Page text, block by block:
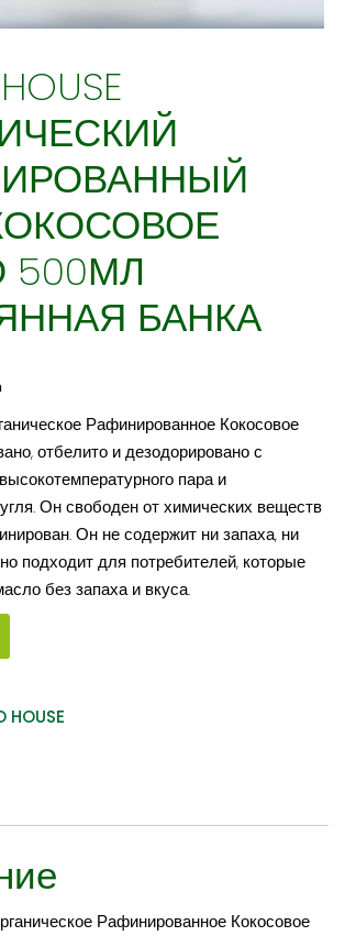
500МЛ
БАНКА
Рафинированное Кокосовое
отбелито и дезодорировано с
пара и
Он свободен от химических веществ
Он не содержит ни запаха, ни
подходит для потребителей, которые
без запаха и вкуса.
HOUSE
Рафинированное Кокосовое